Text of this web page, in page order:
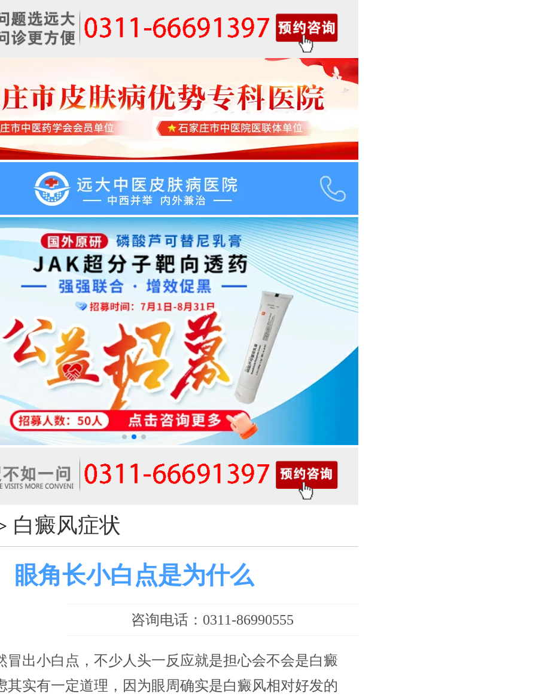
白癜风症状
眼角长小白点是为什么
咨询电话：0311-86990555
冒出小白点，不少人头一反应就是担心会不会是白癜
其实有一定道理，因为眼周确实是白癜风相对好发的